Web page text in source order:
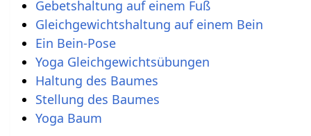
Gebetshaltung auf einem Fuß
Gleichgewichtshaltung auf einem Bein
Ein Bein-Pose
Yoga Gleichgewichtsübungen
Haltung des Baumes
Stellung des Baumes
Yoga Baum